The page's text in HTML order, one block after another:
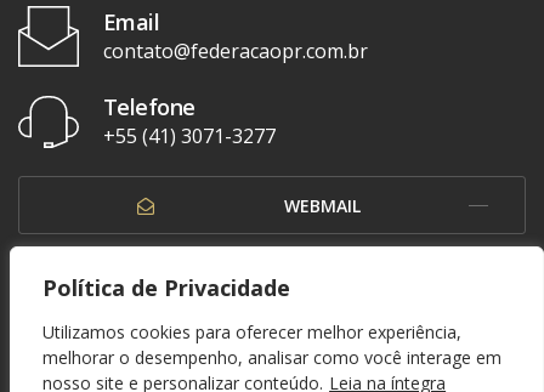
Política de Privacidade
Utilizamos cookies para oferecer melhor experiência,
melhorar o desempenho, analisar como você interage em
nosso site e personalizar conteúdo. Leia na íntegra
Email
contato@federacaopr.com.br
Telefone
+55 (41) 3071-3277
WEBMAIL
OUVIDORIA